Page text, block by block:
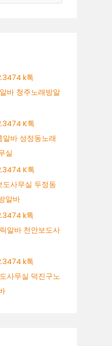
k톡
바 청주노래방알
K톡
바 성정동노래
실
K톡
사무실 두정동
알바
k톡
알바 천안보도사
k톡
사무실 덕진구노